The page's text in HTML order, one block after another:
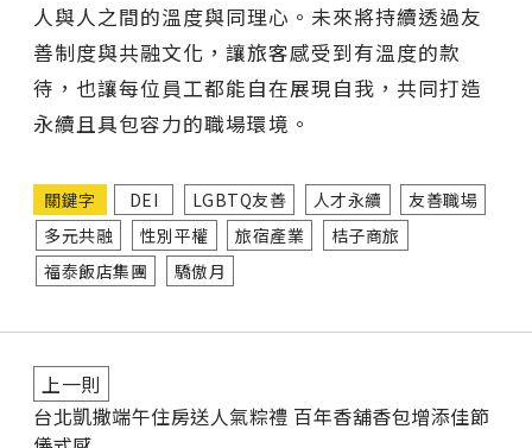
人與人之間的溫度與同理心。未來將持續透過友
善制度與共融文化，讓旅客感受到有溫度的款
待，也讓每位員工都能自在展現自我，共同打造
永續且具包容力的職場環境。
關鍵字 DEI LGBTQ友善 人才永續
友善職場
多元共融
性別平權 旅宿產業
桔子商旅
福泰飯店集團
驕傲月
上一則
台北凱撒端午住房送人氣粽禮 百年香舖香包增添佳節